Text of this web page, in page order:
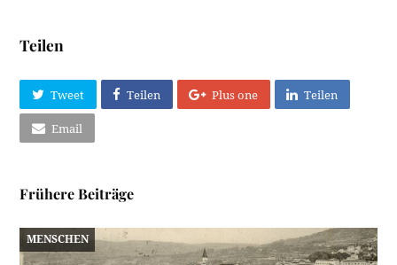
Teilen
Tweet Teilen Plus one Teilen
Email
Frühere Beiträge
MENSCHEN